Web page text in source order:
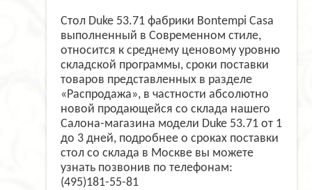
Стол Duke 53.71 фабрики Bontempi Casa
выполненный в Современном стиле,
относится к среднему ценовому уровню
складской программы, сроки поставки
товаров представленных в разделе
«Распродажа», в частности абсолютно
новой продающейся со склада нашего
Салона-магазина модели Duke 53.71 от 1
до 3 дней, подробнее о сроках поставки
стол со склада в Москве вы можете
узнать позвонив по телефонам:
(495)181-55-81